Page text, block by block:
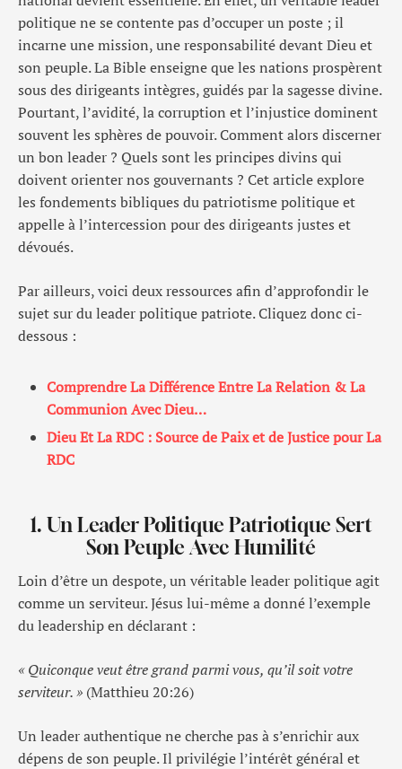
politique ne se contente pas d’occuper un poste ; il
incarne une mission, une responsabilité devant Dieu et
son peuple. La Bible enseigne que les nations prospèrent
sous des dirigeants intègres, guidés par la sagesse divine.
Pourtant, l’avidité, la corruption et l’injustice dominent
souvent les sphères de pouvoir. Comment alors discerner
un bon leader ? Quels sont les principes divins qui
doivent orienter nos gouvernants ? Cet article explore
les fondements bibliques du patriotisme politique et
appelle à l’intercession pour des dirigeants justes et
dévoués.
Par ailleurs, voici deux ressources afin d’approfondir le
sujet sur du leader politique patriote. Cliquez donc ci-
dessous :
Comprendre La Différence Entre La Relation & La
Communion Avec Dieu…
Dieu Et La RDC : Source de Paix et de Justice pour La
RDC
1. Un Leader Politique Patriotique Sert
Son Peuple Avec Humilité
Loin d’être un despote, un véritable leader politique agit
comme un serviteur. Jésus lui-même a donné l’exemple
du leadership en déclarant :
« Quiconque veut être grand parmi vous, qu’il soit votre
serviteur. » (Matthieu 20:26)
Un leader authentique ne cherche pas à s’enrichir aux
dépens de son peuple. Il privilégie l’intérêt général et